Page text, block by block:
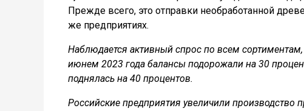
Прежде всего, это отправки необработанной
же предприятиях.
Наблюдается активный спрос по всем
июнем 2023 года балансы подорожали на 30
поднялась на 40 процентов.
Российские предприятия увеличили